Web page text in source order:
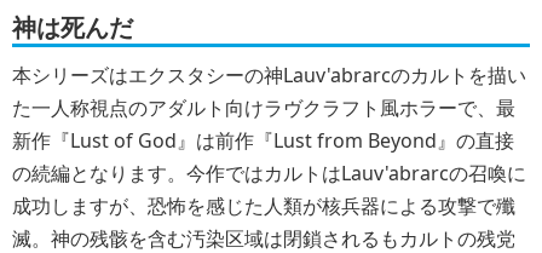
神は死んだ
本シリーズはエクスタシーの神Lauv'abrarcのカルトを描い
た一人称視点のアダルト向けラヴクラフト風ホラーで、最
新作『Lust of God』は前作『Lust from Beyond』の直接
の続編となります。今作ではカルトはLauv'abrarcの召喚に
成功しますが、恐怖を感じた人類が核兵器による攻撃で殲
滅。神の残骸を含む汚染区域は閉鎖されるもカルトの残党